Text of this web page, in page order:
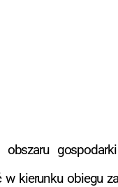
kierunku obiegu